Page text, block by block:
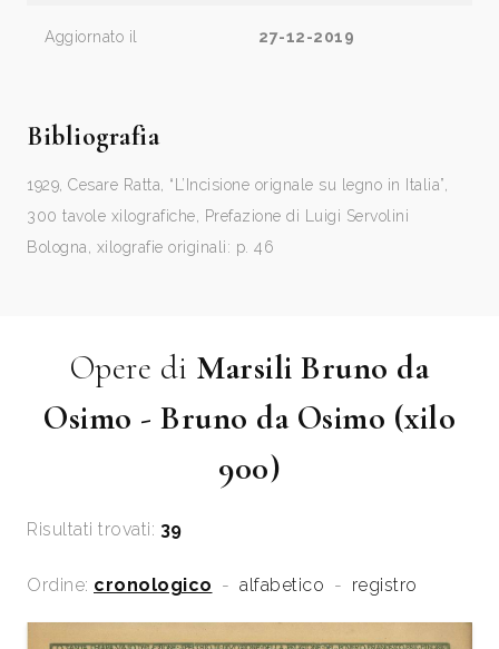
Aggiornato il 27-12-2019
Bibliografia
1929, Cesare Ratta, “L’Incisione orignale su legno in Italia”,
300 tavole xilografiche, Prefazione di Luigi Servolini
Bologna, xilografie originali: p. 46
Opere di Marsili Bruno da
Osimo - Bruno da Osimo (xilo
900)
Risultati trovati: 39
Ordine: cronologico - alfabetico - registro